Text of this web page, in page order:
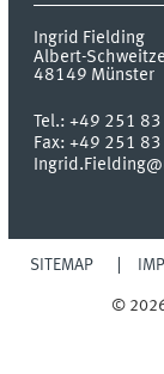
Ingrid Fielding
Albert-
48149 Münster
Tel.:+49 251
Fax:+49 251
SITEMAP
© 2026